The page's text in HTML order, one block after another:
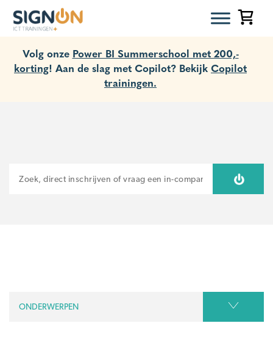
Volg onze Power BI Summerschool met 200,-
korting! Aan de slag met Copilot? Bekijk Copilot
trainingen.
ZOEKEN
ONDERWERPEN